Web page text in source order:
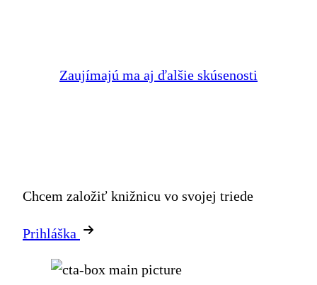
Zaujímajú ma aj ďalšie skúsenosti
Chcem založiť knižnicu vo svojej triede
Prihláška